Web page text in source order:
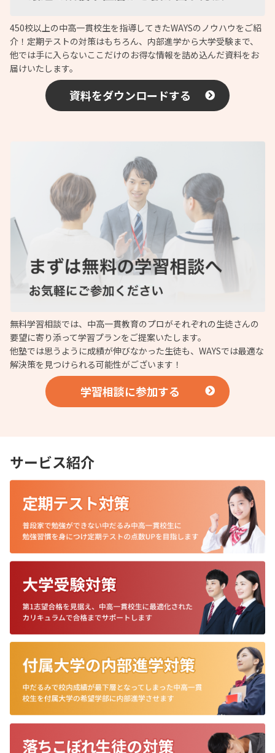
450校以上の中高一貫校生を指導してきたWAYSのノウハウをご紹
介！定期テストの対策はもちろん、内部進学から大学受験まで、
他では手に入らないここだけのお得な情報を詰め込んだ資料をお
届けいたします。
資料をダウンロードする
無料学習相談では、中高一貫教育のプロがそれぞれの生徒さんの
要望に寄り添って学習プランをご提案いたします。
他塾では思うように成績が伸びなかった生徒も、WAYSでは最適な
解決策を見つけられる可能性がございます！
学習相談に参加する
サービス紹介